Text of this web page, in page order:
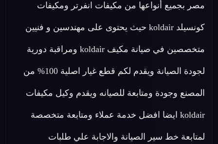
مصر بجميع أنواعها من مكيفات انفرتر ومكيفات
كونسيلد koldair حيث يحتوى على مهندسين و فنيين
متخصصين في صيانة مكيف koldair ومراقبة دورية
لجودة الصيانة ويقدم لكم قطع غيار اصلية 100% من
المصنع وجودة ومتابعة للصيانه ويقدم وكيل مكيفات
koldair ايضا افضل خدمة عملاء ومتابعة متخصصة
لمتابعة خط سير الصيانة والاجابة علي طلبات